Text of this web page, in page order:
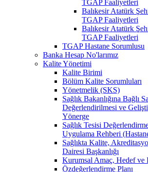
TGAP Faaliyetleri
Balıkesir Atatürk
TGAP Faaliyetleri
Balıkesir Atatürk
TGAP Faaliyetleri
TGAP Hastane Sorumlusu
Banka Hesap No'larımız
Kalite Yönetimi
Kalite Birimi
Bölüm Kalite Sorumluları
Yönetmelik (SKS)
Sağlık Bakanlığına Bağlı
Değerlendirilmesi ve
Yönerge
Sağlık Tesisi
Uygulama Rehberi
Sağlıkta Kalite,
Dairesi Başkanlığı
Kurumsal Amaç, Hedef ve
Özdeğerlendirme Planı